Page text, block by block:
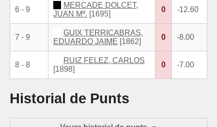
6 - 9
MERCADE DOLCET,
JUAN Mª. [1695]
0 -12.60
7 - 9
GUIX TERRICABRAS,
EDUARDO JAIME [1862]
0 -8.00
8 - 8
RUIZ FELEZ, CARLOS
[1898]
0 -7.00
Historial de Punts